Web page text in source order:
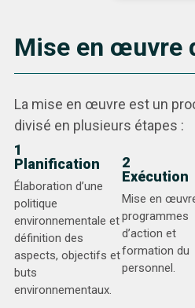
Mise en œuvre
La mise en œuvre est un
divisé en plusieurs étapes :
1
Planification
Élaboration d’une
politique
environnementale et
définition des
aspects, objectifs et
buts
environnementaux.
2
Exécution
Mise en
programmes
d’action et
formation du
personnel.